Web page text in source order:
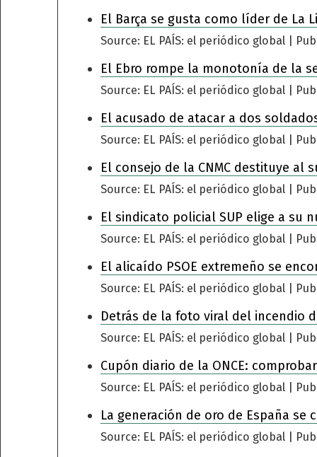
El Barça se gusta como líder de La
Source: EL PAÍS: el periódico global
El Ebro rompe la monotonía de la
Source: EL PAÍS: el periódico global
El acusado de atacar a dos
Source: EL PAÍS: el periódico global
El consejo de la CNMC destituye
Source: EL PAÍS: el periódico global
El sindicato policial SUP elige a su
Source: EL PAÍS: el periódico global
El alicaído PSOE extremeño se
Source: EL PAÍS: el periódico global
Detrás de la foto viral del incendio
Source: EL PAÍS: el periódico global
Cupón diario de la ONCE:
Source: EL PAÍS: el periódico global
La generación de oro de España
Source: EL PAÍS: el periódico global